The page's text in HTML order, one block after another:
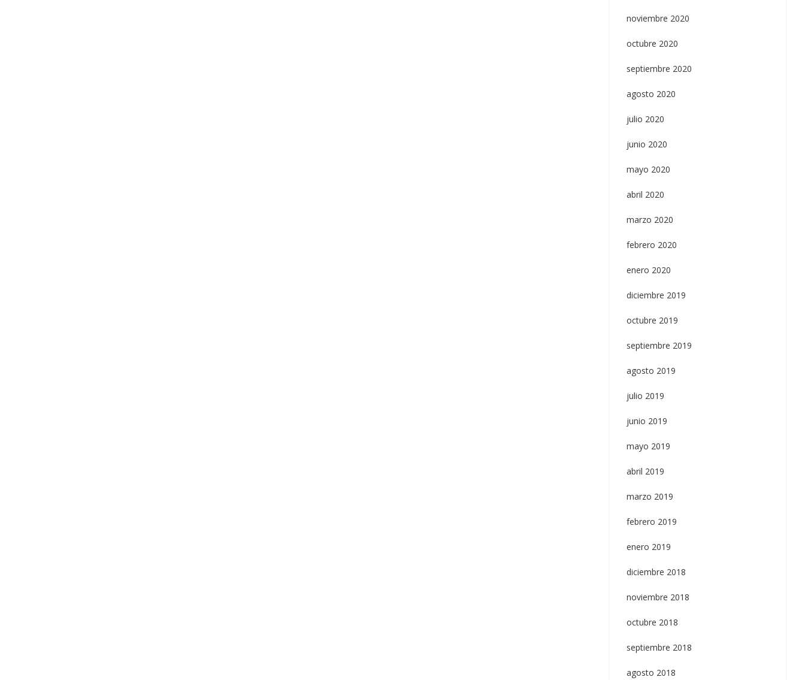
noviembre 2020
octubre 2020
septiembre 2020
agosto 2020
julio 2020
junio 2020
mayo 2020
abril 2020
marzo 2020
febrero 2020
enero 2020
diciembre 2019
octubre 2019
septiembre 2019
agosto 2019
julio 2019
junio 2019
mayo 2019
abril 2019
marzo 2019
febrero 2019
enero 2019
diciembre 2018
noviembre 2018
octubre 2018
septiembre 2018
agosto 2018